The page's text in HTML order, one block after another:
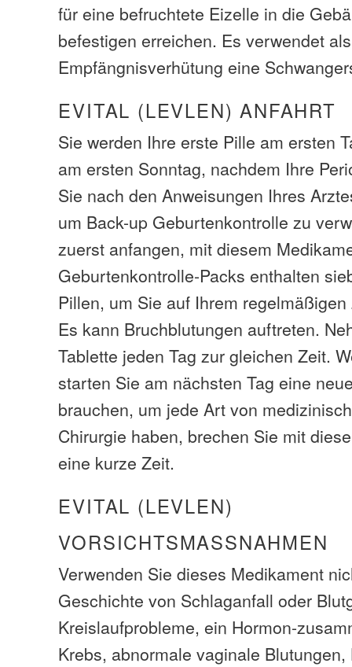
für eine befruchtete Eizelle in die
befestigen erreichen. Es verwendet als
Empfängnisverhütung eine
EVITAL (LEVLEN) ANFAHRT
Sie werden Ihre erste Pille am ersten
am ersten Sonntag, nachdem Ihre
Sie nach den Anweisungen Ihres
um Back-up Geburtenkontrolle zu
zuerst anfangen, mit diesem
Geburtenkontrolle-Packs enthalten
Pillen, um Sie auf Ihrem
Es kann Bruchblutungen auftreten.
Tablette jeden Tag zur gleichen Zeit.
starten Sie am nächsten Tag eine
brauchen, um jede Art von
Chirurgie haben, brechen Sie mit
eine kurze Zeit.
EVITAL (LEVLEN)
VORSICHTSMASSNAHMEN
Verwenden Sie dieses Medikament
Geschichte von Schlaganfall oder
Kreislaufprobleme, ein Hormon-
Krebs, abnormale vaginale